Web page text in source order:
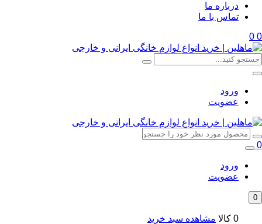
درباره ما
تماس با ما
0
0
ورود
عضویت
0
ورود
عضویت
0
0 کالا
مشاهده سبد خرید